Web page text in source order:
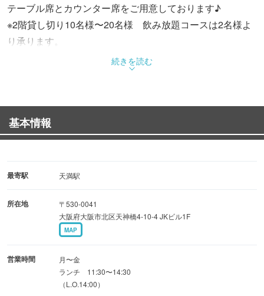
テーブル席とカウンター席をご用意しております♪
※2階貸し切り10名様〜20名様 飲み放題コースは2名様よ
り承ります。
本場の食材を使用したタイ料理や屋台ご飯を提供◎名物プ
やナンプラーでアレンジ可能。
本格料理をお手軽価格で楽しめるのは、独自のルートで本
場の食材を仕入れているから！
スキーやタイ米の焼酎、パクチーやレモングラスのサワー
などラインナップも豊富♪タイ料理との相性◎◎◎ お得
な飲み放題もございます！
おしゃれなアジアン雰囲気の空間で
心も体もリフレッシュ♪タイ気分を満喫しよう
続きを読む
基本情報
最寄駅 天満駅
所在地
〒530-0041
大阪府大阪市北区天神橋4-10-4 JKビル1F
MAP
営業時間
月〜金
ランチ 11:30〜14:30
（L.O.14:00）